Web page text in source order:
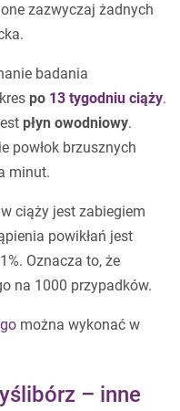
zazwyczaj żadnych
badania
po 13 tygodniu ciąży.
płyn owodniowy.
powłok brzusznych
minut.
ciąży jest zabiegiem
powikłań jest
Oznacza to, że
na 1000 przypadków.
można wykonać w
– inne